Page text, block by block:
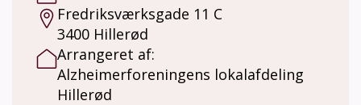
Fredriksværksgade 11 C
3400 Hillerød
Arrangeret af:
Alzheimerforeningens lokalafdeling
Hillerød